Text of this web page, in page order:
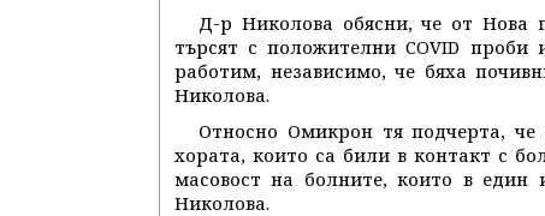
Д-р Николова обясни, че от Нова
търсят с положителни COVID
работим, независимо, че бяха
Николова.
Относно Омикрон тя подчерта, че
хората, които са били в контакт с
масовост на болните, които в
Николова.